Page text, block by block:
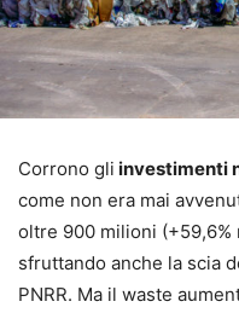
Corrono gli investimenti
come non era mai
oltre 900 milioni (+59,6%
sfruttando anche la scia
PNRR. Ma il waste